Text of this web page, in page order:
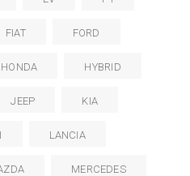
FIAT FORD
HONDA HYBRID
JEEP KIA
LANCIA
MERCEDES